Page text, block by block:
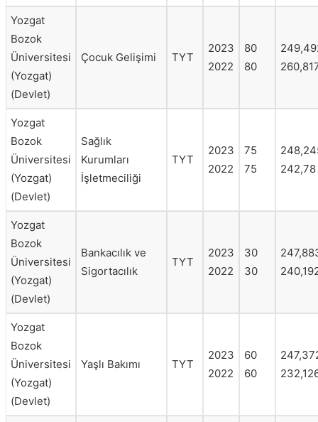
Yozgat
Bozok
Üniversitesi
(Yozgat)
(Devlet)
Çocuk Gelişimi TYT
2023
2022
80
80
Yozgat
Bozok
Üniversitesi
(Yozgat)
(Devlet)
Sağlık
Kurumları
İşletmeciliği
TYT
2023
2022
75
75
242,78
Yozgat
Bozok
Üniversitesi
(Yozgat)
(Devlet)
Bankacılık ve
Sigortacılık
TYT
2023
2022
30
30
Yozgat
Bozok
Üniversitesi
(Yozgat)
(Devlet)
Yaşlı Bakımı TYT
2023
2022
60
60